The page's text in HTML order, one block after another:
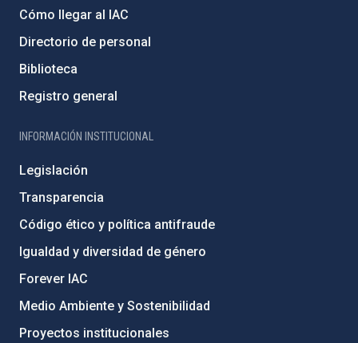
Cómo llegar al IAC
Directorio de personal
Biblioteca
Registro general
INFORMACIÓN INSTITUCIONAL
Legislación
Transparencia
Código ético y política antifraude
Igualdad y diversidad de género
Forever IAC
Medio Ambiente y Sostenibilidad
Proyectos institucionales